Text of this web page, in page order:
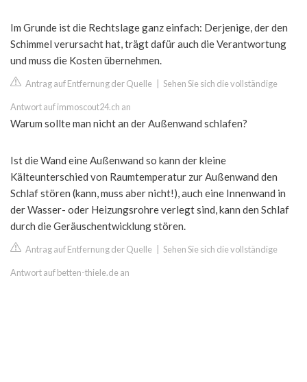
Im Grunde ist die Rechtslage ganz einfach: Derjenige, der den
Schimmel verursacht hat, trägt dafür auch die Verantwortung
und muss die Kosten übernehmen.
Antrag auf Entfernung der Quelle Sehen Sie sich die vollständige
Antwort auf immoscout24.ch an
Warum sollte man nicht an der Außenwand schlafen?
Ist die Wand eine Außenwand so kann der kleine
Kälteunterschied von Raumtemperatur zur Außenwand den
Schlaf stören (kann, muss aber nicht!), auch eine Innenwand in
der Wasser- oder Heizungsrohre verlegt sind, kann den Schlaf
durch die Geräuschentwicklung stören.
Antrag auf Entfernung der Quelle Sehen Sie sich die vollständige
Antwort auf betten-thiele.de an